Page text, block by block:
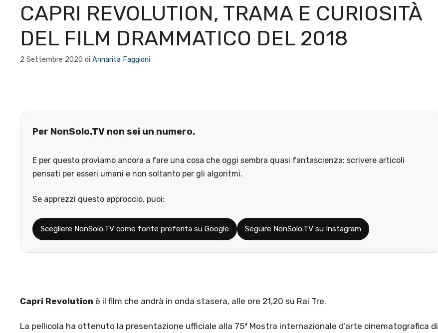
CAPRI REVOLUTION, TRAMA E CURIOSITÀ
DEL FILM DRAMMATICO DEL 2018
2 Settembre 2020 di Annarita Faggioni
Per NonSolo.TV non sei un numero.
E per questo proviamo ancora a fare una cosa che oggi sembra quasi fantascienza: scrivere articoli
pensati per esseri umani e non soltanto per gli algoritmi.
Se apprezzi questo approccio, puoi:
Scegliere NonSolo.TV come fonte preferita su Google Seguire NonSolo.TV su Instagram
Capri Revolution è il film che andrà in onda stasera, alle ore 21,20 su Rai Tre.
La pellicola ha ottenuto la presentazione ufficiale alla 75ª Mostra internazionale d’arte cinematografica di